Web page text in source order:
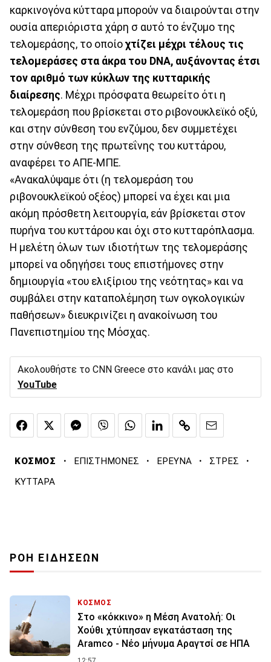
καρκινογόνα κύτταρα μπορούν να διαιρούνται στην
ουσία απεριόριστα χάρη σ αυτό το ένζυμο της
τελομεράσης, το οποίο χτίζει μέχρι τέλους τις
τελομεράσες στα άκρα του DNA, αυξάνοντας έτσι
τον αριθμό των κύκλων της κυτταρικής
διαίρεσης. Μέχρι πρόσφατα θεωρείτο ότι η
τελομεράση που βρίσκεται στο ριβονουκλεϊκό οξύ,
και στην σύνθεση του ενζύμου, δεν συμμετέχει
στην σύνθεση της πρωτεΐνης του κυττάρου,
αναφέρει το ΑΠΕ-ΜΠΕ.
«Ανακαλύψαμε ότι (η τελομεράση του
ριβονουκλεϊκού οξέος) μπορεί να έχει και μια
ακόμη πρόσθετη λειτουργία, εάν βρίσκεται στον
πυρήνα του κυττάρου και όχι στο κυτταρόπλασμα.
Η μελέτη όλων των ιδιοτήτων της τελομεράσης
μπορεί να οδηγήσει τους επιστήμονες στην
δημιουργία «του ελιξίριου της νεότητας» και να
συμβάλει στην καταπολέμηση των ογκολογικών
παθήσεων» διευκρινίζει η ανακοίνωση του
Πανεπιστημίου της Μόσχας.
Ακολουθήστε το CNN Greece στο κανάλι μας στο
YouTube
ΚΟΣΜΟΣ · ΕΠΙΣΤΗΜΟΝΕΣ · ΕΡΕΥΝΑ · ΣΤΡΕΣ ·
ΚΥΤΤΑΡΑ
ΡΟΗ ΕΙΔΗΣΕΩΝ
ΚΟΣΜΟΣ
Στο «κόκκινο» η Μέση Ανατολή: Οι
Χούθι χτύπησαν εγκατάσταση της
Aramco - Νέο μήνυμα Αραγτσί σε ΗΠΑ